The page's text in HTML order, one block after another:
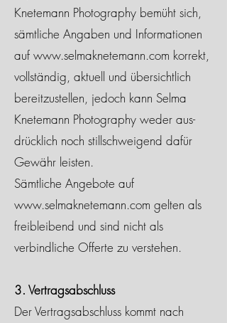
Knetemann Photography bemüht sich,
sämtliche Angaben und Informationen
auf www.selmaknetemann.com korrekt,
vollständig, aktuell und übersichtlich
bereitzustellen, jedoch kann Selma
Knetemann Photography weder aus-
drücklich noch stillschweigend dafür
Gewähr leisten.
Sämtliche Angebote auf
www.selmaknetemann.com gelten als
freibleibend und sind nicht als
verbindliche Offerte zu verstehen.
3. Vertragsabschluss
Der Vertragsabschluss kommt nach